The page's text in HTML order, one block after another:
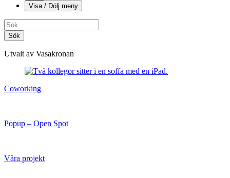
Visa / Dölj meny
Sök
Utvalt av Vasakronan
Coworking
Popup – Open Spot
Våra projekt